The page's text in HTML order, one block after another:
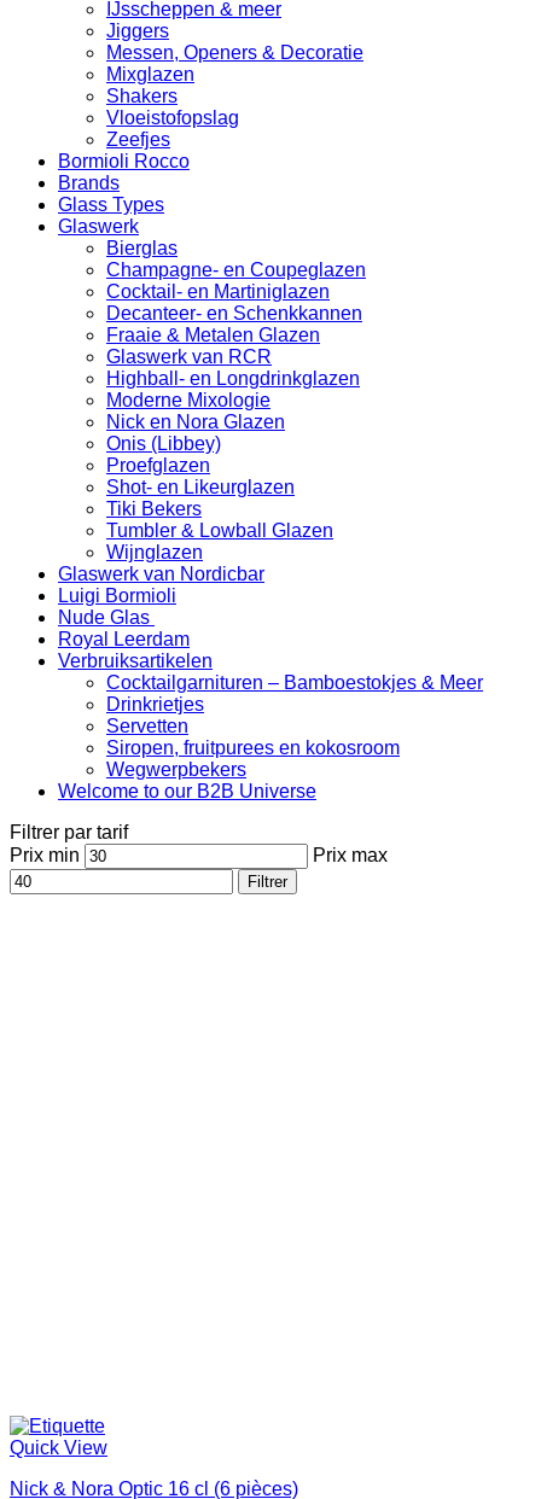
IJsscheppen & meer
Jiggers
Messen, Openers & Decoratie
Mixglazen
Shakers
Vloeistofopslag
Zeefjes
Bormioli Rocco
Brands
Glass Types
Glaswerk
Bierglas
Champagne- en Coupeglazen
Cocktail- en Martiniglazen
Decanteer- en Schenkkannen
Fraaie & Metalen Glazen
Glaswerk van RCR
Highball- en Longdrinkglazen
Moderne Mixologie
Nick en Nora Glazen
Onis (Libbey)
Proefglazen
Shot- en Likeurglazen
Tiki Bekers
Tumbler & Lowball Glazen
Wijnglazen
Glaswerk van Nordicbar
Luigi Bormioli
Nude Glas
Royal Leerdam
Verbruiksartikelen
Cocktailgarnituren – Bamboestokjes & Meer
Drinkrietjes
Servetten
Siropen, fruitpurees en kokosroom
Wegwerpbekers
Welcome to our B2B Universe
Filtrer par tarif
Prix min
Prix max
Filtrer
Quick View
Nick & Nora Optic 16 cl (6 pièces)